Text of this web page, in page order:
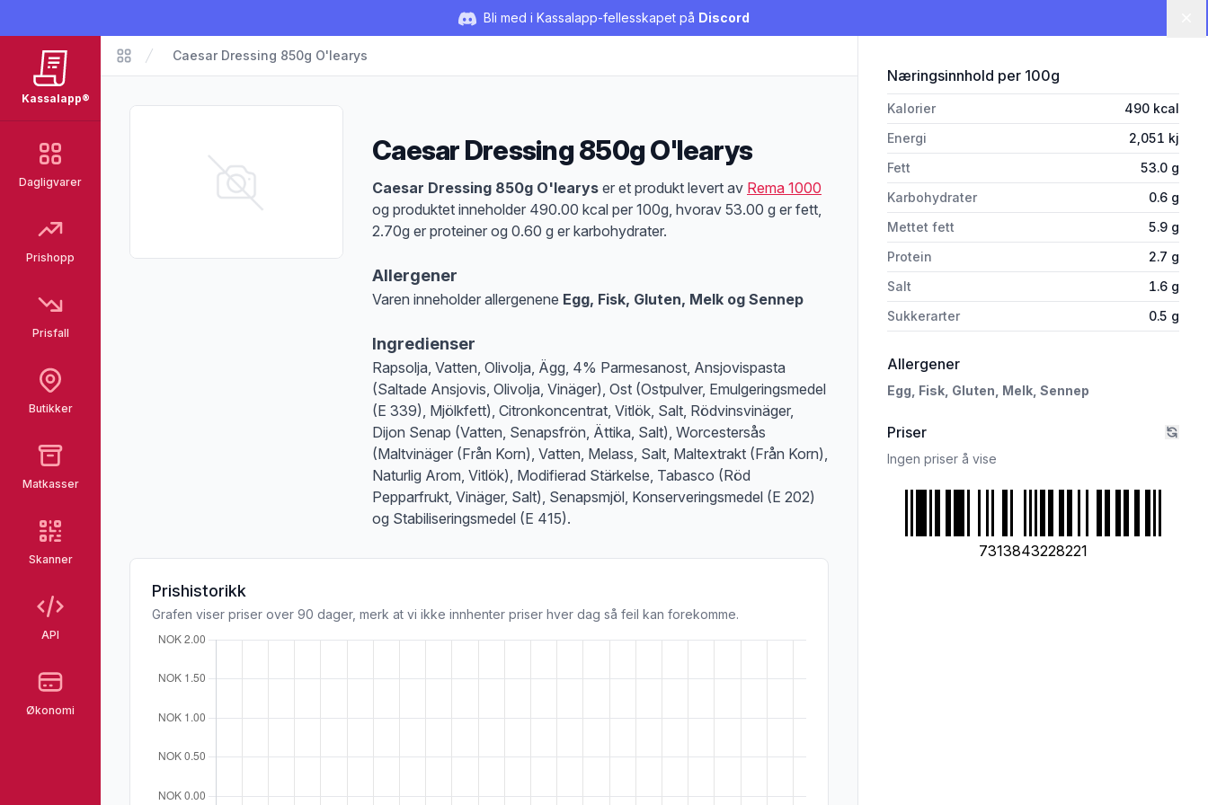
Bli med i Kassalapp-fellesskapet på Discord
Kassalapp®
Dagligvarer
Prishopp
Prisfall
Butikker
Matkasser
Skanner
API
Økonomi
Matvarer
Caesar Dressing 850g O'learys
Caesar Dressing 850g O'learys
Produktbeskrivelse
Caesar Dressing 850g O'learys er et produkt levert av Rema 1000
og produktet inneholder 490.00 kcal per 100g, hvorav 53.00 g er fett,
2.70g er proteiner og 0.60 g er karbohydrater.
Allergener
Varen inneholder allergenene Egg, Fisk, Gluten, Melk og Sennep
at denne informasjonen er bare til informasjon, sjekk pakkningen og innholdsbeskrivelsen nøye om du har allergier, vi tar forbehold om at det kan være feil i
Ingredienser
Rapsolja, Vatten, Olivolja, Ägg, 4% Parmesanost, Ansjovispasta
(Saltade Ansjovis, Olivolja, Vinäger), Ost (Ostpulver, Emulgeringsmedel
(E 339), Mjölkfett), Citronkoncentrat, Vitlök, Salt, Rödvinsvinäger,
Dijon Senap (Vatten, Senapsfrön, Ättika, Salt), Worcestersås
(Maltvinäger (Från Korn), Vatten, Melass, Salt, Maltextrakt (Från Korn),
Naturlig Arom, Vitlök), Modifierad Stärkelse, Tabasco (Röd
Pepparfrukt, Vinäger, Salt), Senapsmjöl, Konserveringsmedel (E 202)
og Stabiliseringsmedel (E 415).
Prishistorikk
Grafen viser priser over 90 dager, merk at vi ikke innhenter priser hver dag så feil kan forekomme.
Næringsinnhold for 'Caesar Dressing 850g
per 100g
Kalorier 490 kcal
Energi
2,051 kj
Fett
53.0 g
Karbohydrater
0.6 g
Mettet fett
5.9 g
Protein
2.7 g
Salt
1.6 g
Sukkerarter
0.5 g
Allergeneri 'Caesar Dressing 850g O'learys'
Egg, Fisk, Gluten, Melk, Sennep
Priser
Ingen priser å vise
7313843228221